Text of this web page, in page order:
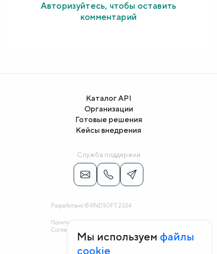
Авторизуйтесь, чтобы оставить
комментарий
Каталог API
Организации
Готовые решения
Кейсы внедрения
Служба поддержки
Разработано © RNDSOFT, 2024
Политика конфиденциальности
Согласие на обработку персональных данных
Мы используем файлы
cookie